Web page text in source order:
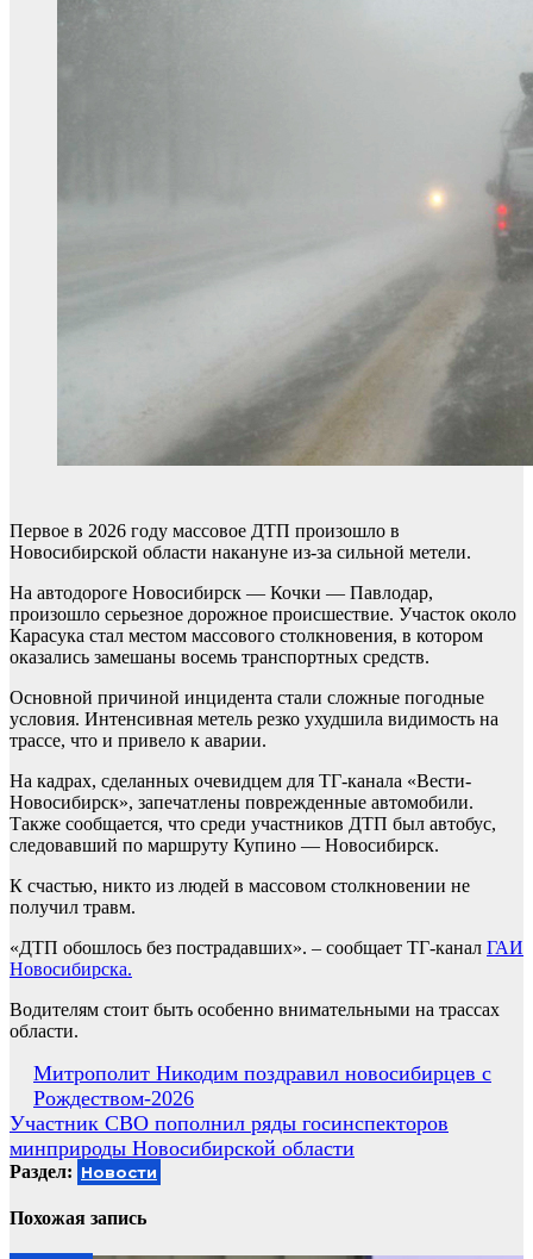
Первое в 2026 году массовое ДТП произошло в
Новосибирской области накануне из-за сильной метели.
На автодороге Новосибирск — Кочки — Павлодар,
произошло серьезное дорожное происшествие. Участок около
Карасука стал местом массового столкновения, в котором
оказались замешаны восемь транспортных средств.
Основной причиной инцидента стали сложные погодные
условия. Интенсивная метель резко ухудшила видимость на
трассе, что и привело к аварии.
На кадрах, сделанных очевидцем для ТГ-канала «Вести-
Новосибирск», запечатлены поврежденные автомобили.
Также сообщается, что среди участников ДТП был автобус,
следовавший по маршруту Купино — Новосибирск.
К счастью, никто из людей в массовом столкновении не
получил травм.
«ДТП обошлось без пострадавших». – сообщает ТГ-канал ГАИ
Новосибирска.
Водителям стоит быть особенно внимательными на трассах
области.
Навигация
по
записям
Митрополит Никодим поздравил новосибирцев с
Рождеством-2026
Участник СВО пополнил ряды госинспекторов
минприроды Новосибирской области
Раздел: Новости
Похожая запись